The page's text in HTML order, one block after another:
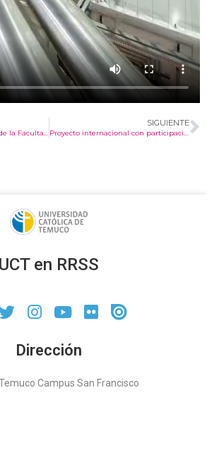
SIGUIENTE
UCT en RRSS
Dirección
Campus San Francisco